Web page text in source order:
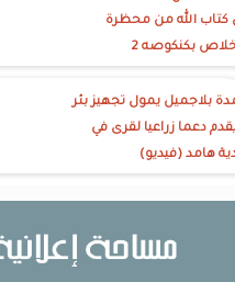
كتاب الله من محظرة
بكنكوصه 2
بلاجميل يمول تجهيز بئر
دعما زراعيا لقرى في
هامد (فيديو)